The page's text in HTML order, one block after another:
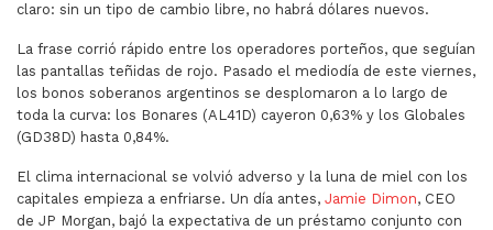
claro: sin un tipo de cambio libre, no habrá dólares nuevos.
La frase corrió rápido entre los operadores porteños, que seguían
las pantallas teñidas de rojo. Pasado el mediodía de este viernes,
los bonos soberanos argentinos se desplomaron a lo largo de
toda la curva: los Bonares (AL41D) cayeron 0,63% y los Globales
(GD38D) hasta 0,84%.
El clima internacional se volvió adverso y la luna de miel con los
capitales empieza a enfriarse. Un día antes, Jamie Dimon, CEO
de JP Morgan, bajó la expectativa de un préstamo conjunto con